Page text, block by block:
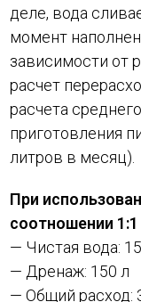
деле, вода
момент
зависимости от
расчет
расчета
приготовления
литров в месяц).
При
соотношении 1:1
— Чистая вода:
— Дренаж: 150 л
— Общий расход: